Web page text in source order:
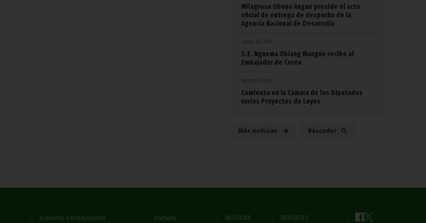
Milagrosa Obono Angue preside el acto
oficial de entrega de despacho de la
Agencia Nacional de Desarrollo
agosto 07, 2026
S.E. Nguema Obiang Mangue recibe al
Embajador de Corea
agosto 07, 2026
Comienza en la Cámara de los Diputados
varios Proyectos de Leyes
Más noticias Búscador
Gobierno e Instituciones Portada NOTICIAS DEPORTES